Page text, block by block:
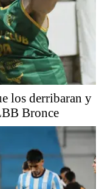
los derribaran y
Bronce